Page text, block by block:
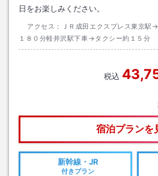
日をお楽しみください。
アクセス：
ＪＲ成田エクスプレス東京
１８０分軽井沢駅下車→タクシー約１５分
税込
宿泊プランを
新幹線・JR
付きプラン